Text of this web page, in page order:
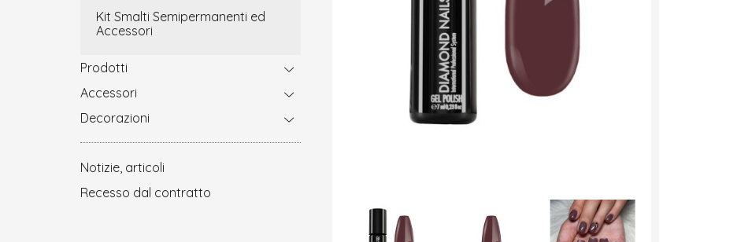
Kit Smalti Semipermanenti ed
Accessori
Prodotti
Accessori
Decorazioni
Notizie, articoli
Recesso dal contratto